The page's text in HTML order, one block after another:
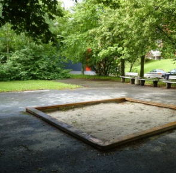
App
Blog
Partner
Kontakt
Impressum